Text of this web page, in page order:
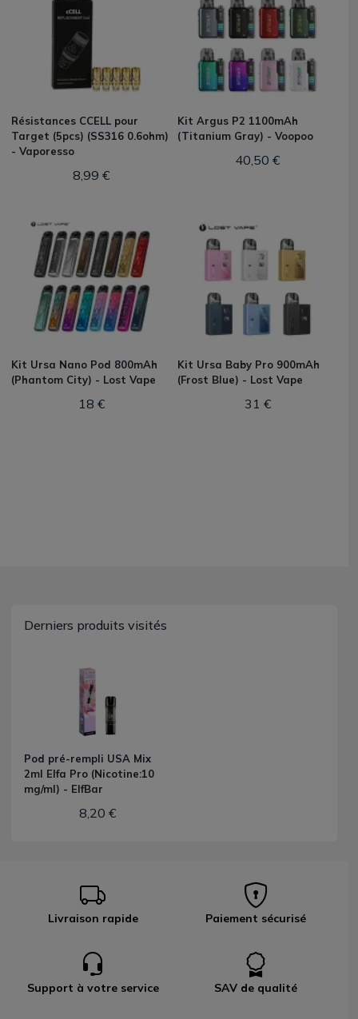
Résistances CCELL pour
Target (5pcs) (SS316 0.6ohm)
- Vaporesso
8,99 €
Kit Argus P2 1100mAh
(Titanium Gray) - Voopoo
40,50 €
Kit Ursa Nano Pod 800mAh
(Phantom City) - Lost Vape
18 €
Kit Ursa Baby Pro 900mAh
(Frost Blue) - Lost Vape
31 €
Derniers produits visités
Pod pré-rempli USA Mix
2ml Elfa Pro (Nicotine:10
mg/ml) - ElfBar
8,20 €
Livraison rapide Paiement sécurisé
Support à votre service SAV de qualité